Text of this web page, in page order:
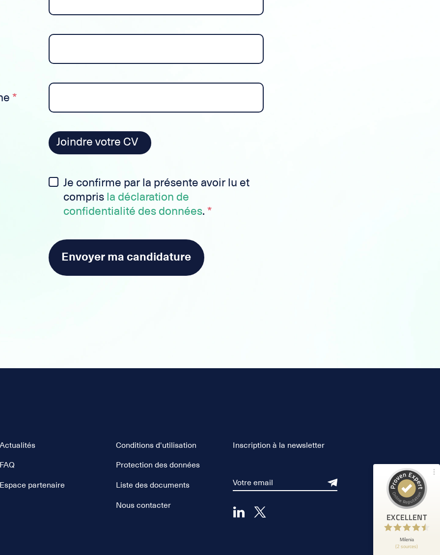
*
Joindre votre CV
Je confirme par la présente avoir lu et
compris la déclaration de
confidentialité des données. *
Envoyer ma candidature
partenaire
Conditions d'utilisation
Protection des données
Liste des documents
Nous contacter
Inscription à la newsletter
EXCELLENT
Milenia
(2 sources)
3,957
Reviews on
ProvenExpert.com
source
View profile on
Natacha Egé
5
Service client au top, toujours présent à
chaque étapes. Fantastique